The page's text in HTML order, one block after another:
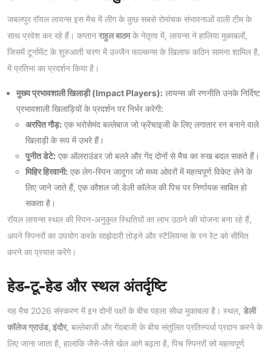
जबलपुर रॉयल लायन्स इस मैच में लीग के कुछ सबसे रोमांचक संभावनाओं वाली टीम के
साथ प्रवेश कर रहे हैं। कप्तान राहुल बाठमके नेतृत्व में, लायन्स ने हालिया मुकाबलों,
जिसमें टूर्नामेंट के शुरुआती चरण में उज्जैन फाल्कन्स के खिलाफ कठिन सामना शामिल है,
में प्रतिभा का प्रदर्शन किया है।
मुख्य प्रभावशाली खिलाड़ी (Impact Players): लायन्स की रणनीति उनके निर्दिष्ट
प्रभावशाली खिलाड़ियों के प्रदर्शन पर निर्भर करेगी:
अरपित गौड़: एक भरोसेमंद बल्लेबाज जो फ्रेंचाइजी के लिए लगातार रन बनाने वाले
खिलाड़ी के रूप में उभरे हैं।
पुनीत डेटे: एक ऑलराउंडर जो बल्ले और गेंद दोनों से मैच का रुख बदल सकते हैं।
मिहिर हिरवानी: एक लेग-स्पिन जादूगर जो मध्य ओवरों में महत्वपूर्ण विकेट लेने के
लिए जाने जाते हैं, एक कौशल जो डेली कॉलेज की पिच पर निर्णायक साबित हो
सकता है।
रॉयल लायन्स स्थल की स्पिन-अनुकूल स्थितियों का लाभ उठाने की योजना बना रहे हैं,
अपने स्पिनरों का उपयोग करके साझेदारी तोड़ने और स्टैलियन्स के रन रेट को सीमित
करने का प्रयास करेंगे।
हेड-टू-हेड और स्थल अंतर्दृष्टि
यह मैच 2026 संस्करण में इन दोनों पक्षों के बीच पहला सीधा मुकाबला है। स्थल, डेली
कॉलेज ग्राउंड, इंदौर, बल्लेबाजी और गेंदबाजी के बीच संतुलित प्रतिस्पर्धा प्रदान करने के
लिए जाना जाता है, हालांकि जैसे-जैसे खेल आगे बढ़ता है, पिच स्पिनरों को महत्वपूर्ण